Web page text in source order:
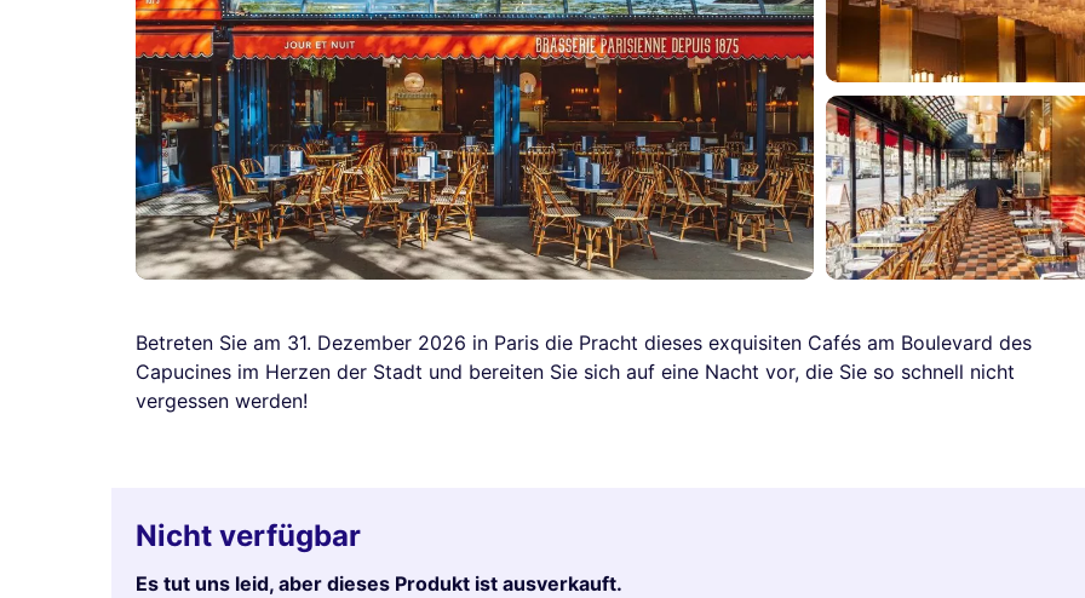
Betreten Sie am 31. Dezember 2026 in Paris die Pracht dieses exquisiten Cafés am Boulevard des
Capucines im Herzen der Stadt und bereiten Sie sich auf eine Nacht vor, die Sie so schnell nicht
vergessen werden!
Nicht verfügbar
Es tut uns leid, aber dieses Produkt ist ausverkauft.